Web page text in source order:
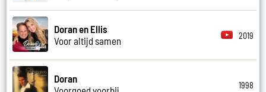
Doran en Ellis
Voor altijd samen
2019
Doran
1998